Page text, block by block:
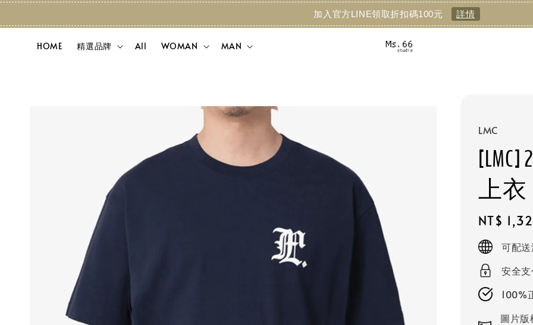
加入官方LINE領取折扣碼100元 詳情
HOME 精選品牌 All WOMAN MAN
LMC
[LMC]
上衣
Regular
price
NT$
可配
安全
100%
圖片